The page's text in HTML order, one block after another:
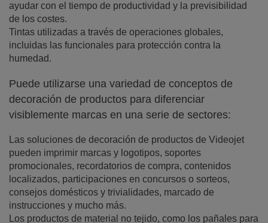
ayudar con el tiempo de productividad y la previsibilidad
de los costes.
Tintas utilizadas a través de operaciones globales,
incluidas las funcionales para protección contra la
humedad.
Puede utilizarse una variedad de conceptos de
decoración de productos para diferenciar
visiblemente marcas en una serie de sectores:
Las soluciones de decoración de productos de Videojet
pueden imprimir marcas y logotipos, soportes
promocionales, recordatorios de compra, contenidos
localizados, participaciones en concursos o sorteos,
consejos domésticos y trivialidades, marcado de
instrucciones y mucho más.
Los productos de material no tejido, como los pañales para